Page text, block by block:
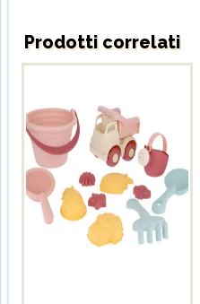
Prodotti correlati